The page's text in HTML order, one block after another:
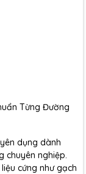
Từng Đường
dụng dành
chuyên nghiệp.
cứng như gạch